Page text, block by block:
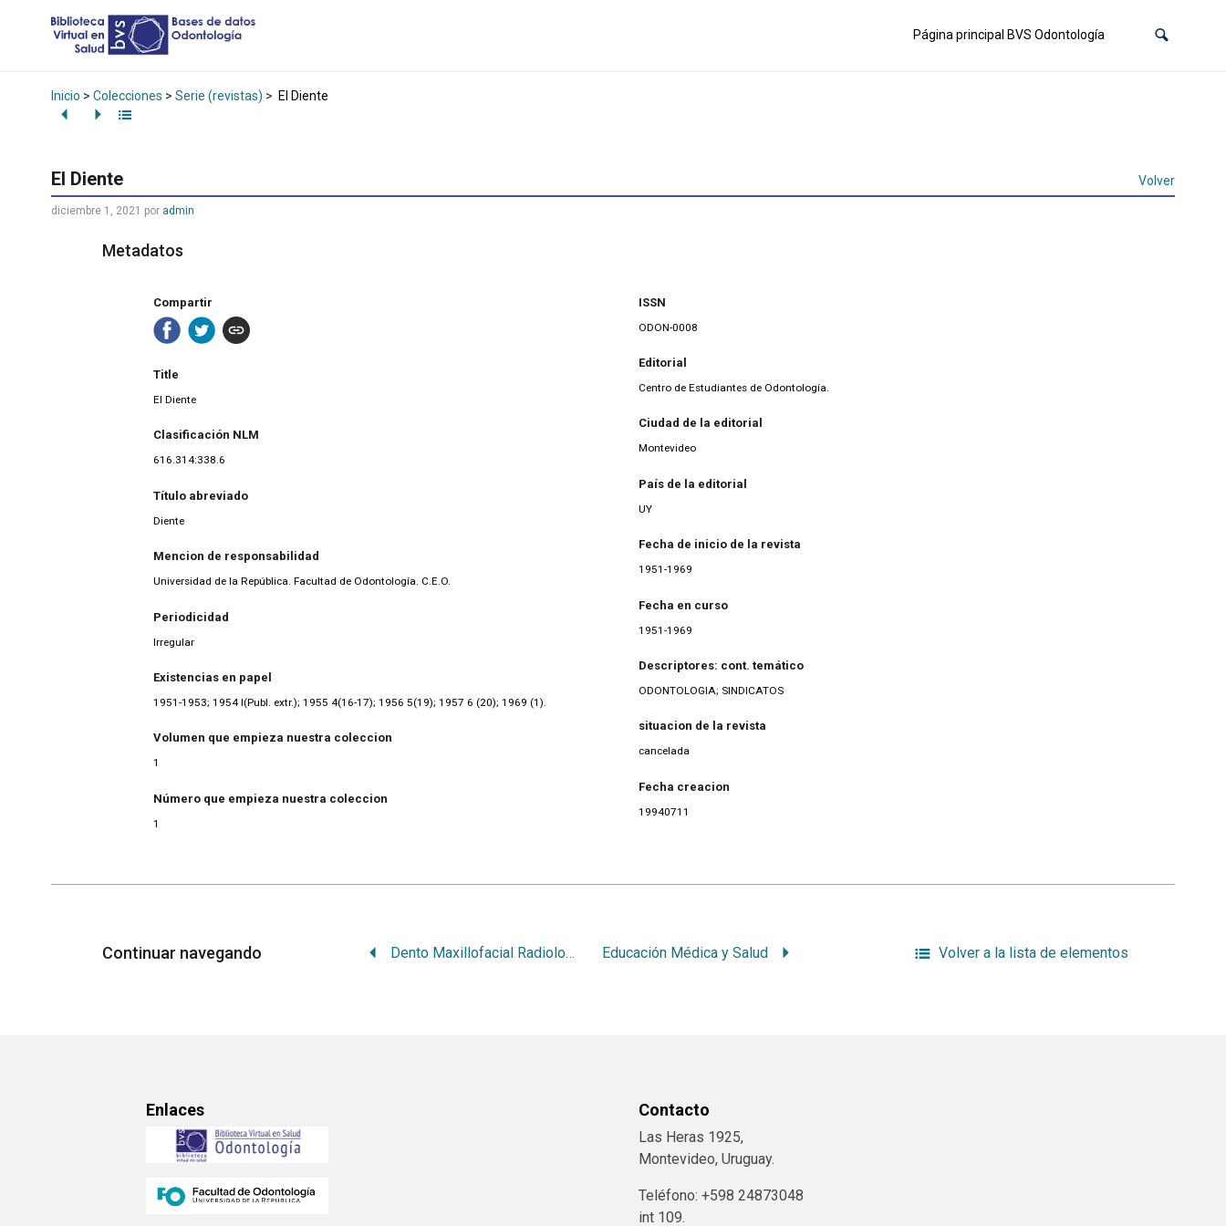
Página principal BVS Odontología
Inicio > Colecciones > Serie (revistas) > El Diente
El Diente Volver
diciembre 1, 2021 por admin
Metadatos
Compartir
Title
El Diente
Clasificación NLM
616.314:338.6
Título abreviado
Diente
Mencion de responsabilidad
Universidad de la República. Facultad de Odontología. C.E.O.
Periodicidad
Irregular
Existencias en papel
1951-1953; 1954 I(Publ. extr.); 1955 4(16-17); 1956 5(19); 1957 6 (20); 1969 (1).
Volumen que empieza nuestra coleccion
1
Número que empieza nuestra coleccion
1
ISSN
ODON-0008
Editorial
Centro de Estudiantes de Odontología.
Ciudad de la editorial
Montevideo
País de la editorial
UY
Fecha de inicio de la revista
1951-1969
Fecha en curso
1951-1969
Descriptores: cont. temático
ODONTOLOGIA; SINDICATOS
situacion de la revista
cancelada
Fecha creacion
19940711
Continuar navegando Dento Maxillofacial Radiology Educación Médica y Salud Volver a la lista de elementos
Enlaces Contacto
Las Heras 1925,
Montevideo, Uruguay.
Teléfono: +598 24873048
int 109.